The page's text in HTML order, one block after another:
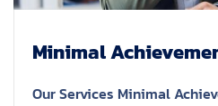
Minimal
Our Services Minimal